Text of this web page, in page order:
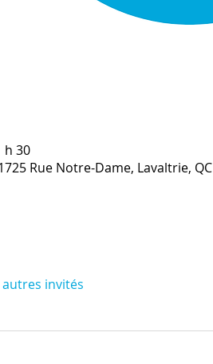
h 30
Rue Notre-Dame, Lavaltrie, QC
autres invités